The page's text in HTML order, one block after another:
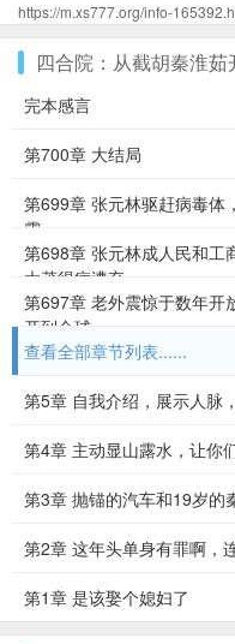
https://m.xs777.org/info-
四合院：从截胡秦淮茹
完本感言
第700章 大结局
第699章 张元林驱赶病毒体
霞
第698章 张元林成人民和工
大茂得病遭弃
第697章 老外震惊于数年开
开到全球
查看全部章节列表......
第5章 自我介绍，展示人脉
第4章 主动显山露水，让你
第3章 抛锚的汽车和19岁的
第2章 这年头单身有罪啊，
第1章 是该娶个媳妇了